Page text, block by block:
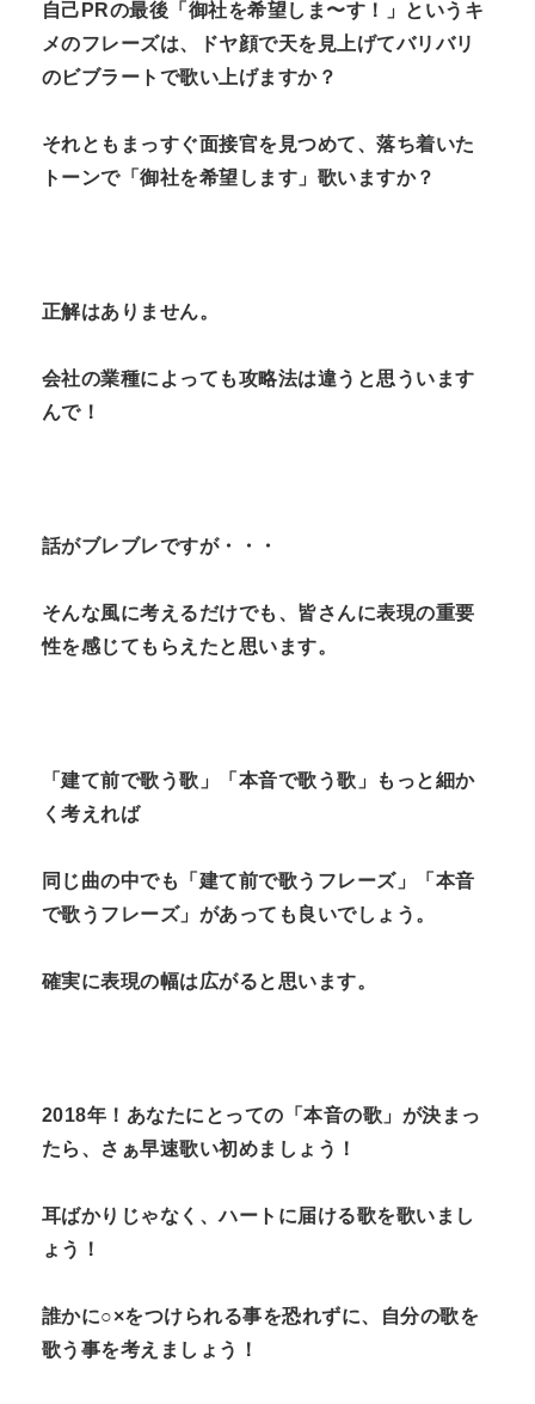
自己PRの最後「御社を希望しま〜す！」というキ
メのフレーズは、ドヤ顔で天を見上げてバリバリ
のビブラートで歌い上げますか？
それともまっすぐ面接官を見つめて、落ち着いた
トーンで「御社を希望します」歌いますか？
正解はありません。
会社の業種によっても攻略法は違うと思ういます
んで！
話がブレブレですが・・・
そんな風に考えるだけでも、皆さんに表現の重要
性を感じてもらえたと思います。
「建て前で歌う歌」「本音で歌う歌」もっと細か
く考えれば
同じ曲の中でも「建て前で歌うフレーズ」「本音
で歌うフレーズ」があっても良いでしょう。
確実に表現の幅は広がると思います。
2018年！あなたにとっての「本音の歌」が決まっ
たら、さぁ早速歌い初めましょう！
耳ばかりじゃなく、ハートに届ける歌を歌いまし
ょう！
誰かに○×をつけられる事を恐れずに、自分の歌を
歌う事を考えましょう！